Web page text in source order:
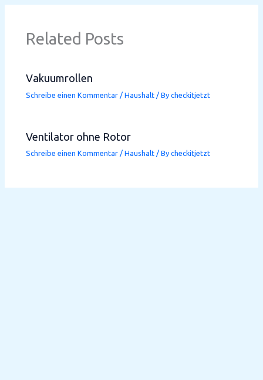
Related Posts
Vakuumrollen
Schreibe einen Kommentar /Haushalt / Bycheckitjetzt
Ventilator ohne Rotor
Schreibe einen Kommentar /Haushalt / Bycheckitjetzt